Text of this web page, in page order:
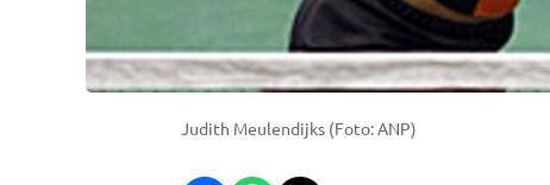
Judith Meulendijks (Foto: ANP)